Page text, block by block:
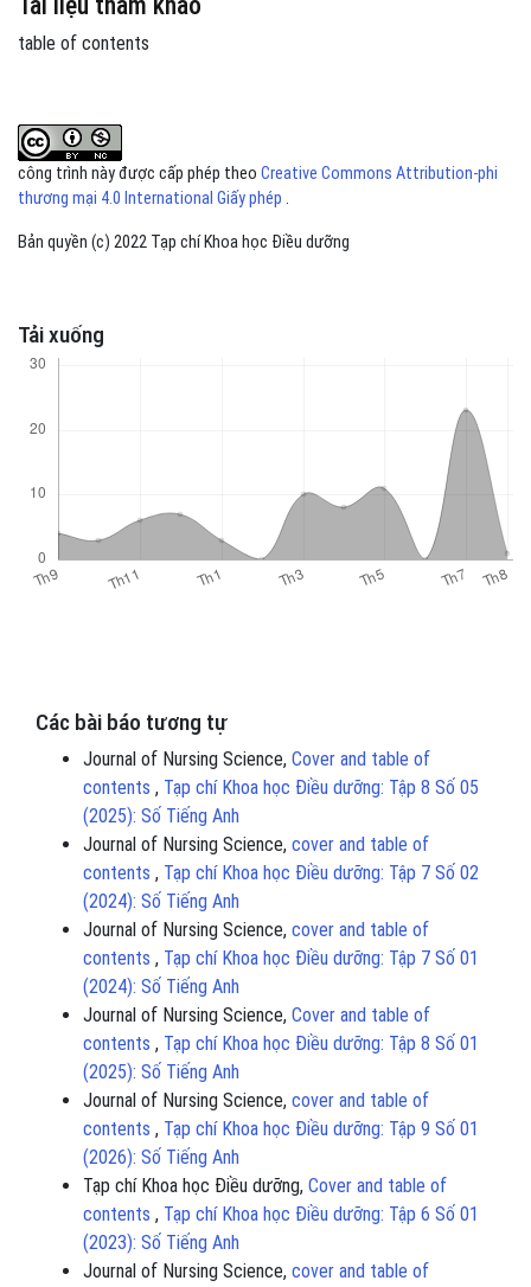
Tải xuống
table of contents
công trình này được cấp phép theo Creative Commons Attribution-phi
thương mại 4.0 International Giấy phép .
Bản quyền (c) 2022 Tạp chí Khoa học Điều dưỡng
Các bài báo tương tự
Journal of Nursing Science, Cover and table of
contents , Tạp chí Khoa học Điều dưỡng: Tập 8 Số 05
(2025): Số Tiếng Anh
Journal of Nursing Science, cover and table of
contents , Tạp chí Khoa học Điều dưỡng: Tập 7 Số 02
(2024): Số Tiếng Anh
Journal of Nursing Science, cover and table of
contents , Tạp chí Khoa học Điều dưỡng: Tập 7 Số 01
(2024): Số Tiếng Anh
Journal of Nursing Science, Cover and table of
contents , Tạp chí Khoa học Điều dưỡng: Tập 8 Số 01
(2025): Số Tiếng Anh
Journal of Nursing Science, cover and table of
contents , Tạp chí Khoa học Điều dưỡng: Tập 9 Số 01
(2026): Số Tiếng Anh
Tạp chí Khoa học Điều dưỡng, Cover and table of
contents , Tạp chí Khoa học Điều dưỡng: Tập 6 Số 01
(2023): Số Tiếng Anh
Journal of Nursing Science, cover and table of